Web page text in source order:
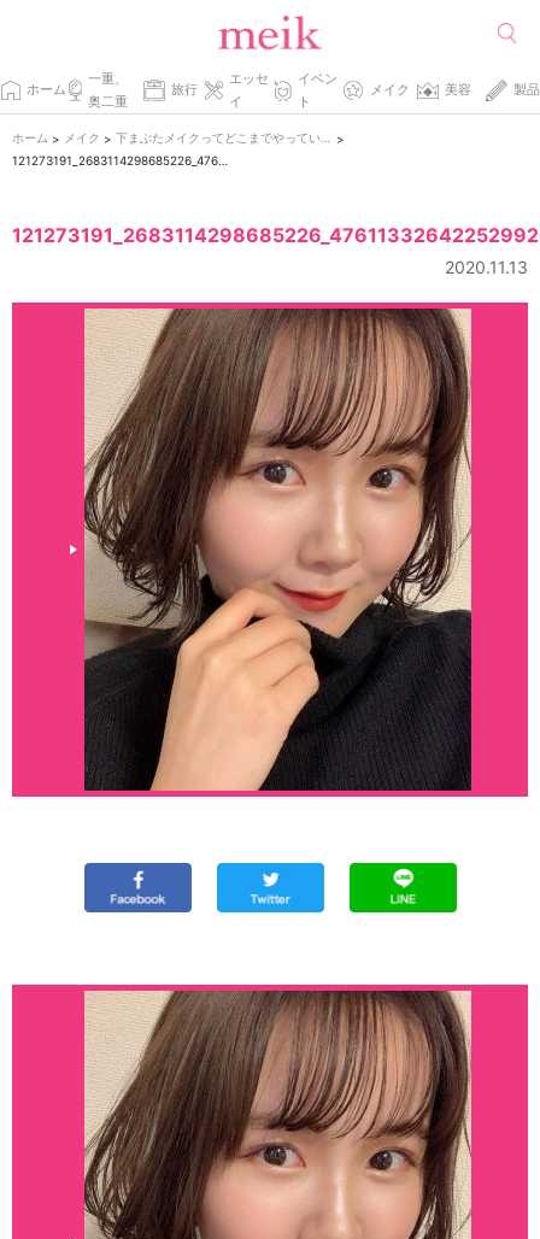
ホーム
一重、
奥二重
旅行
エッセ
イ
イベン
ト
メイク 美容 製品
ホーム > メイク >
>
121273191_2683114298685226_4761133264225299205_n
2020.11.13